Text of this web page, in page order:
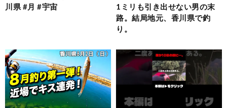
川県 #月 #宇宙
1ミリも引き出せない男の末
路。結局地元、香川県で釣
り。